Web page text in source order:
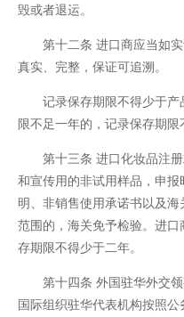
毁或者退运。
第十二条 进口商应当如
真实、完整，保证可追溯。
记录保存期限不得少于
限不足一年的，记录保存期限
第十三条 进口化妆品注
和宣传用的非试用样品，申
明、非销售使用承诺书以及
范围的，海关免予检验。进
存期限不得少于二年。
第十四条 外国驻华外交
国际组织驻华代表机构按照